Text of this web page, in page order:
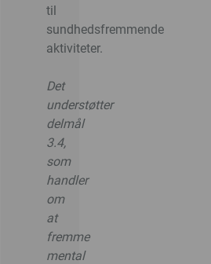
til
sundhedsfremmende
aktiviteter.
Det
understøtter
delmål
3.4,
som
handler
om
at
fremme
mental